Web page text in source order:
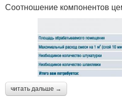
Соотношение компонентов
читать дальше →